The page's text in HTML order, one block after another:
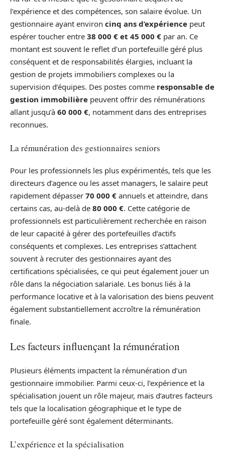
l’expérience et des compétences, son salaire évolue. Un
gestionnaire ayant environ cinq ans d’expérience peut
espérer toucher entre 38 000 € et 45 000 € par an. Ce
montant est souvent le reflet d’un portefeuille géré plus
conséquent et de responsabilités élargies, incluant la
gestion de projets immobiliers complexes ou la
supervision d’équipes. Des postes comme responsable de
gestion immobilière peuvent offrir des rémunérations
allant jusqu’à 60 000 €, notamment dans des entreprises
reconnues.
La rémunération des gestionnaires seniors
Pour les professionnels les plus expérimentés, tels que les
directeurs d’agence ou les asset managers, le salaire peut
rapidement dépasser 70 000 € annuels et atteindre, dans
certains cas, au-delà de 80 000 €. Cette catégorie de
professionnels est particulièrement recherchée en raison
de leur capacité à gérer des portefeuilles d’actifs
conséquents et complexes. Les entreprises s’attachent
souvent à recruter des gestionnaires ayant des
certifications spécialisées, ce qui peut également jouer un
rôle dans la négociation salariale. Les bonus liés à la
performance locative et à la valorisation des biens peuvent
également substantiellement accroître la rémunération
finale.
Les facteurs influençant la rémunération
Plusieurs éléments impactent la rémunération d’un
gestionnaire immobilier. Parmi ceux-ci, l’expérience et la
spécialisation jouent un rôle majeur, mais d’autres facteurs
tels que la localisation géographique et le type de
portefeuille géré sont également déterminants.
L’expérience et la spécialisation